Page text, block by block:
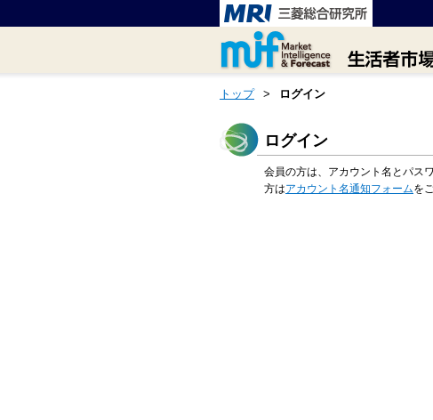
トップ > ログイン
ログイン
会員の方は、アカウント名とパス
方はアカウント名通知フォームを